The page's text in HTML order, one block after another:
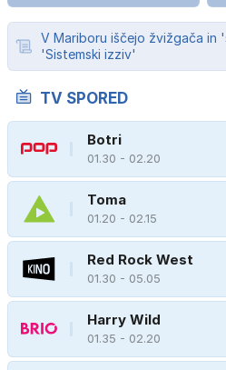
V Mariboru iščejo žvižgača in
'Sistemski izziv'
TV SPORED
Botri
01.30 - 02.20
Toma
01.20 - 02.15
Red Rock West
01.30 - 05.05
Harry Wild
01.35 - 02.20